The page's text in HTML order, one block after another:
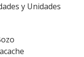
y Unidades